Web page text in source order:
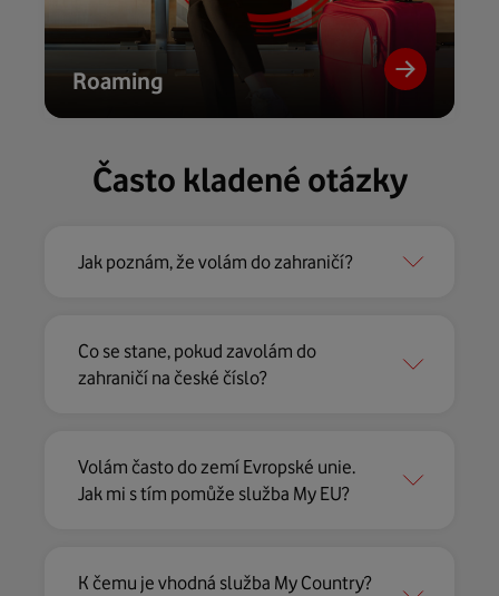
Roaming
Často kladené otázky
Jak poznám, že volám do zahraničí?
Co se stane, pokud zavolám do
zahraničí na české číslo?
Volám často do zemí Evropské unie.
Jak mi s tím pomůže služba My EU?
K čemu je vhodná služba My Country?